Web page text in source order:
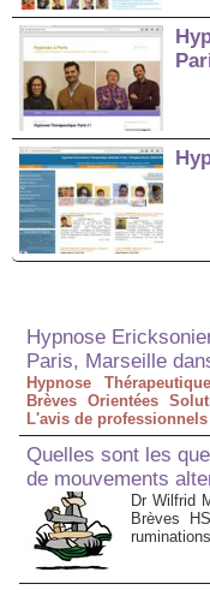
Hypnose
Paris, Marseille
Hypnose
Brèves Orientées
L'avis de
Quelles sont les
de mouvements
Dr Wilfrid
Brèves